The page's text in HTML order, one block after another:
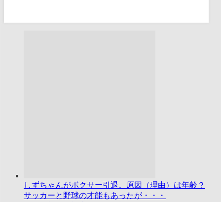
しずちゃんがボクサー引退。原因（理由）は年齢？
サッカーと野球の才能もあったが・・・